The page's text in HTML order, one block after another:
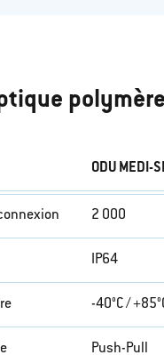
ODU MEDI-
2 000
IP64
-40°C /
Push-Pull